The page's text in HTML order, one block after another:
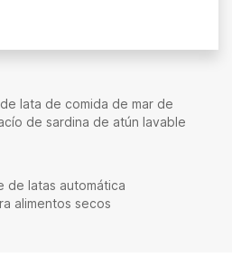
lata de comida de mar de
de sardina de atún lavable
de latas automática
alimentos secos